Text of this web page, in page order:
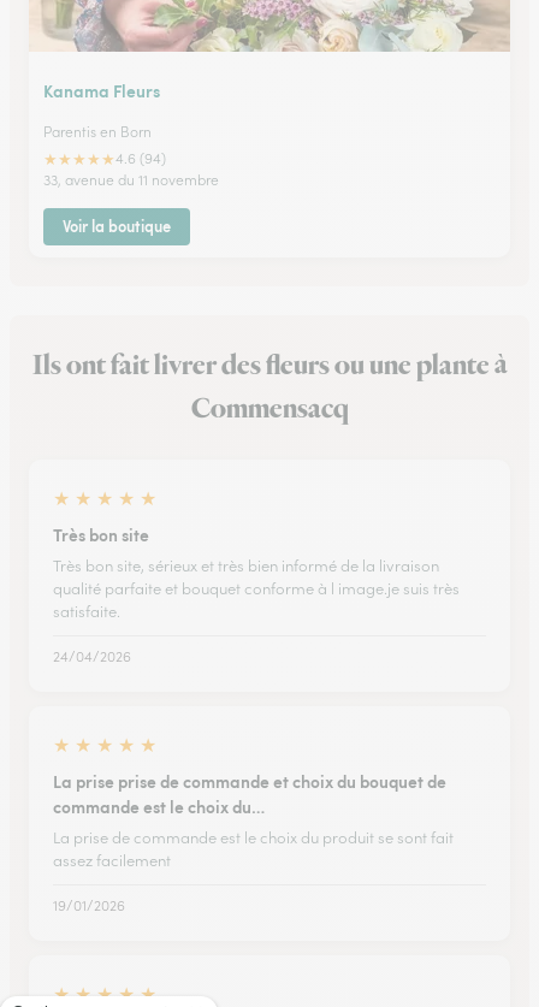
Kanama Fleurs
Parentis en Born
★★★★★4.6 (94)
33, avenue du 11 novembre
Voir la boutique
Ils ont fait livrer des fleurs ou une plante à
Commensacq
★ ★ ★ ★ ★
Très bon site
Très bon site, sérieux et très bien informé de la livraison
qualité parfaite et bouquet conforme à l image.je suis très
satisfaite.
24/04/2026
★ ★ ★ ★ ★
La prise prise de commande et choix du bouquet de
commande est le choix du…
La prise de commande est le choix du produit se sont fait
assez facilement
19/01/2026
★ ★ ★ ★ ★